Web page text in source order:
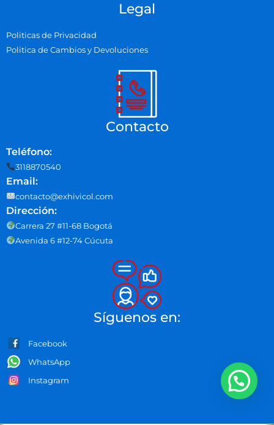
Legal
Politicas de Privacidad
Politica de Cambios y Devoluciones
Contacto
Teléfono:
3118870540
Email:
contacto@exhivicol.com
Dirección:
Carrera 27 #11-68 Bogotá
Avenida 6 #12-74 Cúcuta
Síguenos en:
Facebook
WhatsApp
Instagram